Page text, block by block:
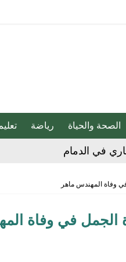
الصحة والحياة رياضة
الأحساء حتى 8 مساء
تنقذ طفلاً من
وفاة المهندس ماهر
في وفاة